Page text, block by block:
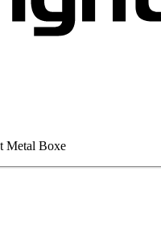
Metal Boxe